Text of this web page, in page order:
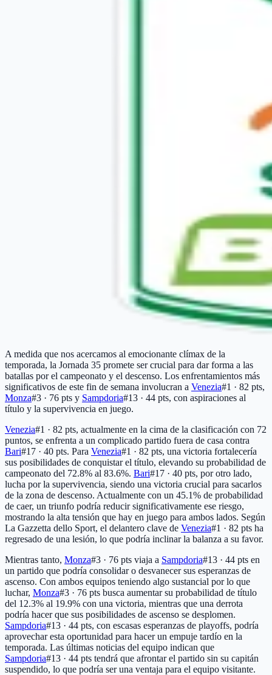
A medida que nos acercamos al emocionante clímax de la
temporada, la Jornada 35 promete ser crucial para dar forma a las
batallas por el campeonato y el descenso. Los enfrentamientos más
significativos de este fin de semana involucran a Venezia#1 · 82 pts,
Monza#3 · 76 pts y Sampdoria#13 · 44 pts, con aspiraciones al
título y la supervivencia en juego.
Venezia#1 · 82 pts, actualmente en la cima de la clasificación con 72
puntos, se enfrenta a un complicado partido fuera de casa contra
Bari#17 · 40 pts. Para Venezia#1 · 82 pts, una victoria fortalecería
sus posibilidades de conquistar el título, elevando su probabilidad de
campeonato del 72.8% al 83.6%. Bari#17 · 40 pts, por otro lado,
lucha por la supervivencia, siendo una victoria crucial para sacarlos
de la zona de descenso. Actualmente con un 45.1% de probabilidad
de caer, un triunfo podría reducir significativamente ese riesgo,
mostrando la alta tensión que hay en juego para ambos lados. Según
La Gazzetta dello Sport, el delantero clave de Venezia#1 · 82 pts ha
regresado de una lesión, lo que podría inclinar la balanza a su favor.
Mientras tanto, Monza#3 · 76 pts viaja a Sampdoria#13 · 44 pts en
un partido que podría consolidar o desvanecer sus esperanzas de
ascenso. Con ambos equipos teniendo algo sustancial por lo que
luchar, Monza#3 · 76 pts busca aumentar su probabilidad de título
del 12.3% al 19.9% con una victoria, mientras que una derrota
podría hacer que sus posibilidades de ascenso se desplomen.
Sampdoria#13 · 44 pts, con escasas esperanzas de playoffs, podría
aprovechar esta oportunidad para hacer un empuje tardío en la
temporada. Las últimas noticias del equipo indican que
Sampdoria#13 · 44 pts tendrá que afrontar el partido sin su capitán
suspendido, lo que podría ser una ventaja para el equipo visitante.